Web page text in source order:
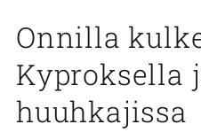
Onnilla
Kyproksella
huuhkajissa